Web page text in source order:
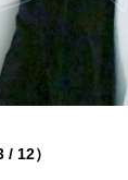
/ 12）